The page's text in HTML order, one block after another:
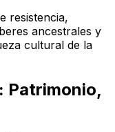
resistencia,
ancestrales y
cultural de la
Patrimonio,